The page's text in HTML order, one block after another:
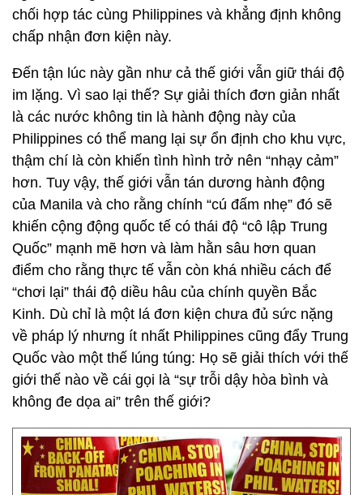
chối hợp tác cùng Philippines và khẳng định không
chấp nhận đơn kiện này.
Đến tận lúc này gần như cả thế giới vẫn giữ thái độ
im lặng. Vì sao lại thế? Sự giải thích đơn giản nhất
là các nước không tin là hành động này của
Philippines có thể mang lại sự ổn định cho khu vực,
thậm chí là còn khiến tình hình trở nên “nhạy cảm”
hơn. Tuy vậy, thế giới vẫn tán dương hành động
của Manila và cho rằng chính “cú đấm nhẹ” đó sẽ
khiến cộng động quốc tế có thái độ “cô lập Trung
Quốc” mạnh mẽ hơn và làm hằn sâu hơn quan
điểm cho rằng thực tế vẫn còn khá nhiều cách để
“chơi lại” thái độ diều hâu của chính quyền Bắc
Kinh. Dù chỉ là một lá đơn kiện chưa đủ sức nặng
về pháp lý nhưng ít nhất Philippines cũng đẩy Trung
Quốc vào một thế lúng túng: Họ sẽ giải thích với thế
giới thế nào về cái gọi là “sự trỗi dậy hòa bình và
không đe dọa ai” trên thế giới?